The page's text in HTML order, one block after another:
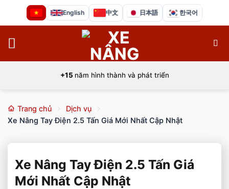
dung
English 中文 日本語 한국어
+15 năm hình thành và phát triển
Trang chủ
Dịch vụ
Xe Nâng Tay Điện 2.5 Tấn Giá Mới Nhất Cập Nhật
Xe Nâng Tay Điện 2.5 Tấn Giá
Mới Nhất Cập Nhật